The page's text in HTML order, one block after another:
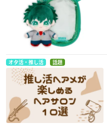
オタ活・推し活 話題